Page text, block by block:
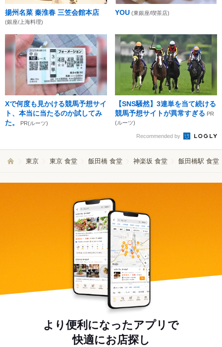
揚州名菜 秦淮春 三笠会館本店
(銀座/上海料理)
YOU (東銀座/喫茶店)
Xで何度も見かける競馬予想サイ
ト、本当に当たるのか試してみ
た。
PR(ルーツ)
【SNS騒然】3連単を当て続ける
競馬予想サイトが異常すぎる PR
(ルーツ)
Recommended by
東京 東京 食堂 飯田橋 食堂 神楽坂 食堂 飯田橋駅 食堂
より便利になったアプリで
快適にお店探し